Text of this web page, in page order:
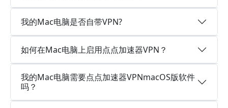
我的Mac电脑是否自带VPN?
如何在Mac电脑上启用点点加速器VPN？
我的Mac电脑需要点点加速器VPNmacOS版软件
吗？